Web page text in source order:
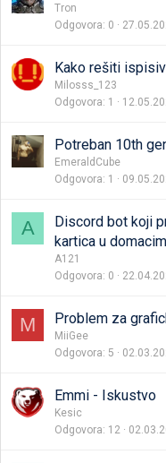
Tron
Odgovora 0
Kako rešiti
Milosss_123
Odgovora 1
Potreban 10th
EmeraldCube
Odgovora 1
A
Discord bot koji
kartica u
A121
Odgovora 0
M Problem za
MiiGee
Odgovora 5
Emmi - Iskustvo
Kesic
Odgovora 12